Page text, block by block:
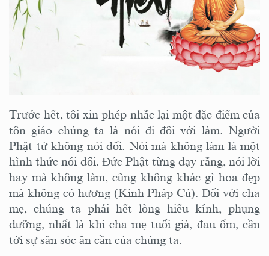
Trước hết, tôi xin phép nhắc lại một đặc điểm của
tôn giáo chúng ta là nói đi đôi với làm. Người
Phật tử không nói dối. Nói mà không làm là một
hình thức nói dối. Đức Phật từng dạy rằng, nói lời
hay mà không làm, cũng không khác gì hoa đẹp
mà không có hương (Kinh Pháp Cú). Đối với cha
mẹ, chúng ta phải hết lòng hiếu kính, phụng
dưỡng, nhất là khi cha mẹ tuổi già, đau ốm, cần
tới sự săn sóc ân cần của chúng ta.